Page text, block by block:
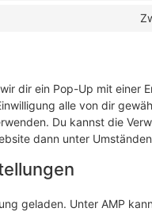
dir ein Pop-Up mit einer
alle von dir
Du kannst die
dann unter
geladen. Unter AMP